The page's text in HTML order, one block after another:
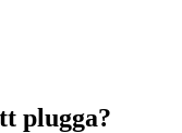
plugga?